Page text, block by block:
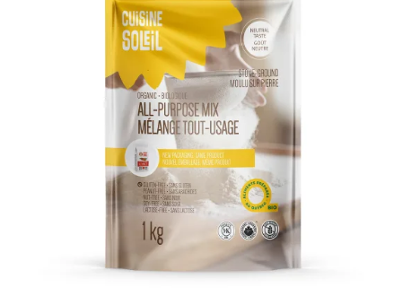
AJOUTER AU PANIER / DÉTAILS